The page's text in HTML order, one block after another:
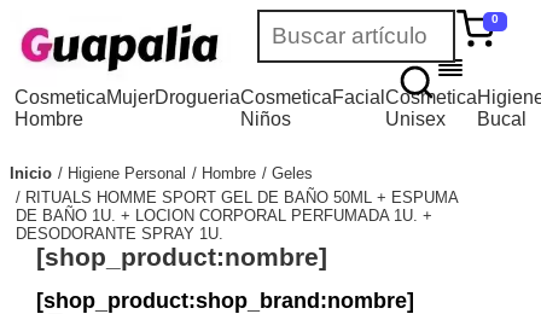
0
Cosmetica
Hombre
MujerDrogueriaCosmetica
Niños
FacialCosmetica
Unisex
Bucal
Inicio Higiene Personal Hombre
Geles
RITUALS HOMME SPORT GEL DE BAÑO 50ML + ESPUMA
DE BAÑO 1U. + LOCION CORPORAL PERFUMADA 1U. +
DESODORANTE SPRAY 1U.
[shop_product:nombre]
[shop_product:shop_brand:nombre]